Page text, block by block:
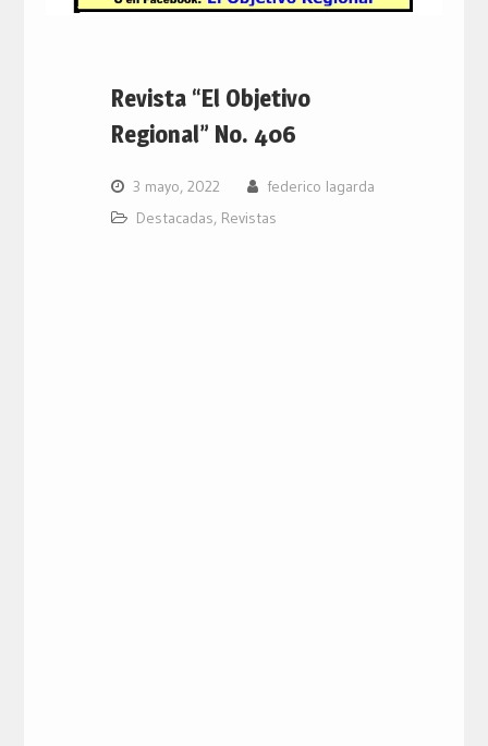
Revista “El Objetivo
Regional” No. 406
3 mayo, 2022
federico lagarda
Destacadas, Revistas